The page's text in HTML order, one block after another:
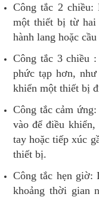
Công tắc 2 chiều:
một thiết bị từ hai
hành lang hoặc
Công tắc 3 chiều :
phức tạp hơn,
khiển một thiết bị
Công tắc cảm
vào để điều
tay hoặc tiếp xúc
thiết bị.
Công tắc hẹn giờ:
khoảng thời gian